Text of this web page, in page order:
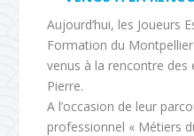
Aujourd’hui, les Joueurs
Formation du
venus à la rencontre des
Pierre.
A l’occasion de leur
professionnel « Métiers